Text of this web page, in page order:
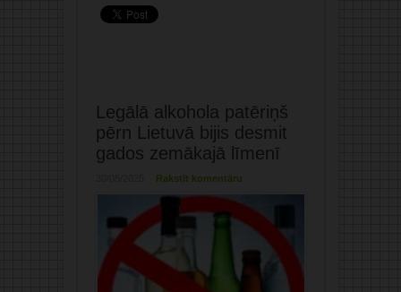
Legālā alkohola patēriņš
pērn Lietuvā bijis desmit
gados zemākajā līmenī
Rakstīt komentāru